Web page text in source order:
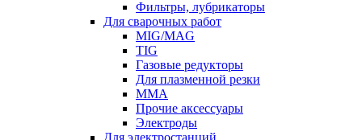
Фильтры, лубрикаторы
Для сварочных работ
MIG/MAG
TIG
Газовые редукторы
Для плазменной резки
ММА
Прочие аксессуары
Электроды
Для электростанций